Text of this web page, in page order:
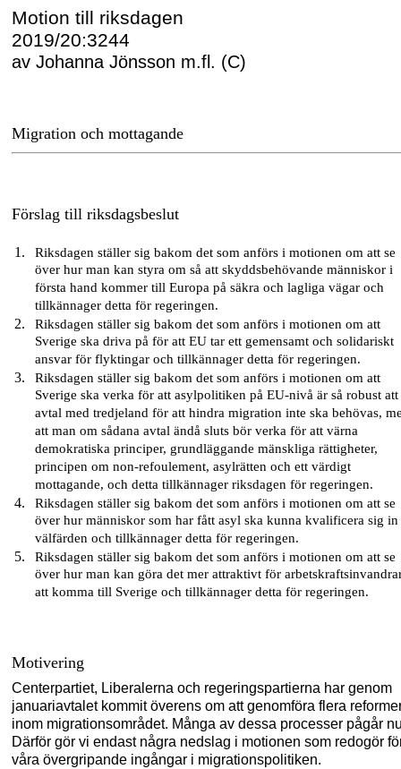
Motion till riksdagen
2019/20:3244
av Johanna Jönsson m.fl. (C)
Migration och mottagande
Förslag till riksdagsbeslut
Riksdagen ställer sig bakom det som anförs i motionen om att se
över hur man kan styra om så att skyddsbehövande människor i
första hand kommer till Europa på säkra och lagliga vägar och
tillkännager detta för regeringen.
Riksdagen ställer sig bakom det som anförs i motionen om att
Sverige ska driva på för att EU tar ett gemensamt och solidariskt
ansvar för flyktingar och tillkännager detta för regeringen.
Riksdagen ställer sig bakom det som anförs i motionen om att
Sverige ska verka för att asylpolitiken på EU-nivå är så robust att
avtal med tredjeland för att hindra migration inte ska behövas,
att man om sådana avtal ändå sluts bör verka för att värna
demokratiska principer, grundläggande mänskliga rättigheter,
principen om non-refoulement, asylrätten och ett värdigt
mottagande, och detta tillkännager riksdagen för regeringen.
Riksdagen ställer sig bakom det som anförs i motionen om att se
över hur människor som har fått asyl ska kunna kvalificera sig
välfärden och tillkännager detta för regeringen.
Riksdagen ställer sig bakom det som anförs i motionen om att se
över hur man kan göra det mer attraktivt för
att komma till Sverige och tillkännager detta för regeringen.
Motivering
Centerpartiet, Liberalerna och regeringspartierna har genom
januariavtalet kommit överens om att genomföra flera
inom migrationsområdet. Många av dessa processer pågår
Därför gör vi endast några nedslag i motionen som redogör
våra övergripande ingångar i migrationspolitiken.